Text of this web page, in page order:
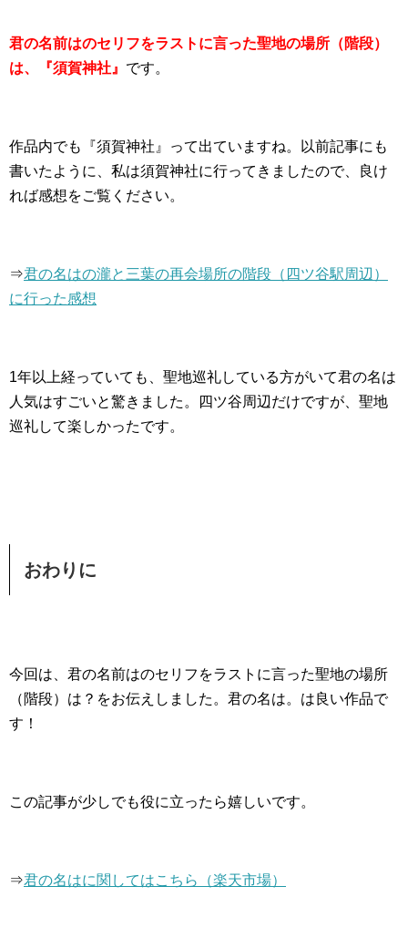
君の名前はのセリフをラストに言った聖地の場所（階段）
は、『須賀神社』 です。
作品内でも『須賀神社』って出ていますね。以前記事にも
書いたように、私は須賀神社に行ってきましたので、良け
れば感想をご覧ください。
⇒君の名はの瀧と三葉の再会場所の階段（四ツ谷駅周辺）
に行った感想
1年以上経っていても、聖地巡礼している方がいて君の名は
人気はすごいと驚きました。四ツ谷周辺だけですが、聖地
巡礼して楽しかったです。
おわりに
今回は、君の名前はのセリフをラストに言った聖地の場所
（階段）は？をお伝えしました。君の名は。は良い作品で
す！
この記事が少しでも役に立ったら嬉しいです。
⇒君の名はに関してはこちら（楽天市場）